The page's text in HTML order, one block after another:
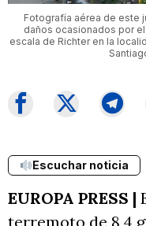
Fotografía aérea de este
daños ocasionados por
escala de Richter en la
Escuchar noticia
EUROPA PRESS |
terremoto de 8,4